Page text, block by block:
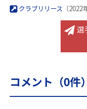
クラブリリース （2022
選
コメント（0件）